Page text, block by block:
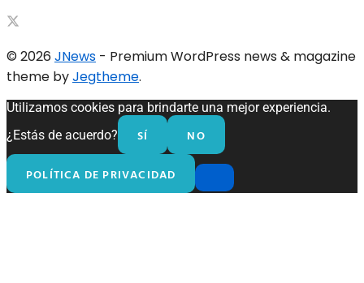
© 2026 JNews - Premium WordPress news & magazine
theme byJegtheme.
Utilizamos cookies para brindarte una mejor experiencia.
¿Estás de acuerdo?
SÍ NO
POLÍTICA DE PRIVACIDAD